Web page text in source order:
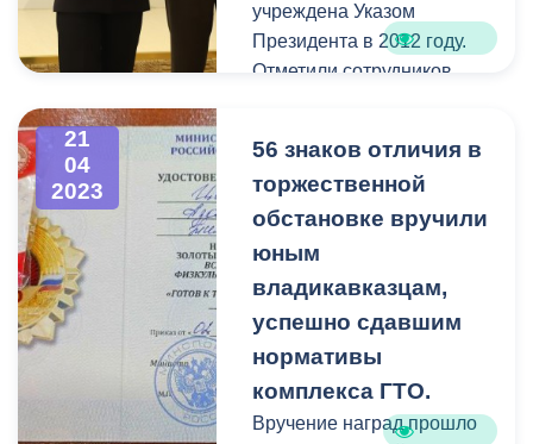
учреждена Указом
Президента в 2012 году.
Отметили сотрудников
администрации
Владикавказа.
21
04
2023
56 знаков отличия в
торжественной
обстановке вручили
юным
владикавказцам,
успешно сдавшим
нормативы
комплекса ГТО.
Вручение наград прошло